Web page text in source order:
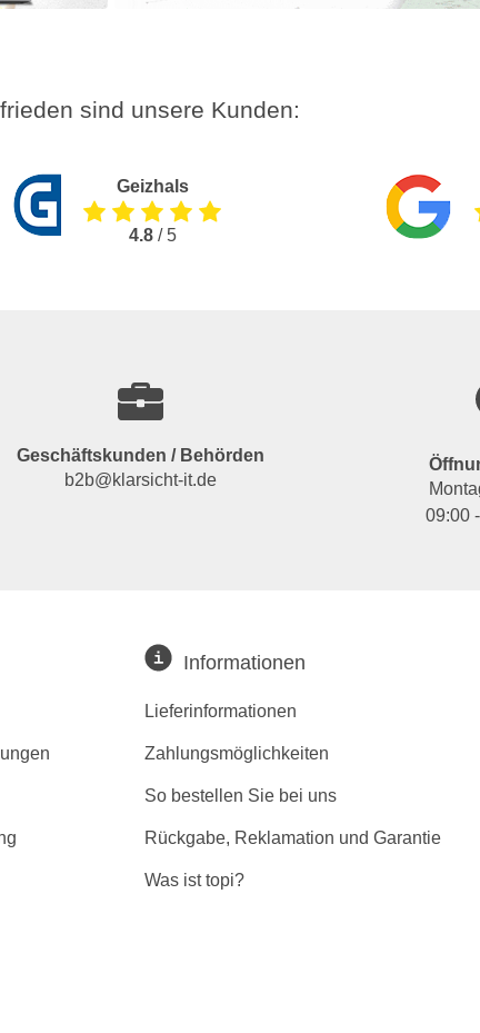
sind unsere Kunden:
Geizhals
4.8/ 5
Geschäftskunden / Behörden
b2b@klarsicht-it.de
09:00
Informationen
Lieferinformationen
Zahlungsmöglichkeiten
So bestellen Sie bei uns
Rückgabe, Reklamation und Garantie
Was ist topi?